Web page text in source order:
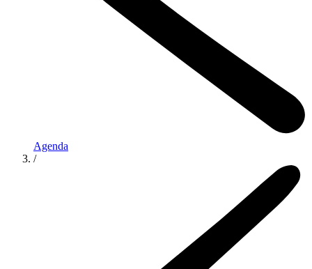
Agenda
/